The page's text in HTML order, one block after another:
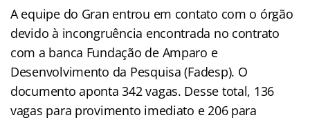
A equipe do Gran entrou em contato com o órgão
devido à incongruência encontrada no contrato
com a banca Fundação de Amparo e
Desenvolvimento da Pesquisa (Fadesp). O
documento aponta 342 vagas. Desse total, 136
vagas para provimento imediato e 206 para